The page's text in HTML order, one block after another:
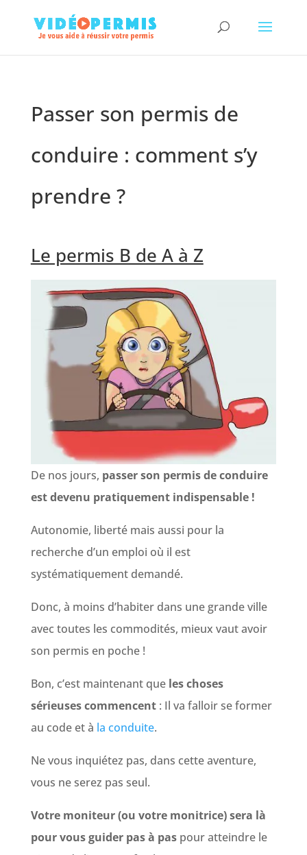
Passer son permis de
conduire : comment s’y
prendre ?
Le permis B de A à Z
De nos jours, passer son permis de conduire
est devenu pratiquement indispensable !
Autonomie, liberté mais aussi pour la
recherche d’un emploi où il est
systématiquement demandé.
Donc, à moins d’habiter dans une grande ville
avec toutes les commodités, mieux vaut avoir
son permis en poche !
Bon, c’est maintenant que les choses
sérieuses commencent: Il va falloir se former
au code et à la conduite.
Ne vous inquiétez pas, dans cette aventure,
vous ne serez pas seul.
Votre moniteur (ou votre monitrice) sera là
pour vous guider pas à paspour atteindre le